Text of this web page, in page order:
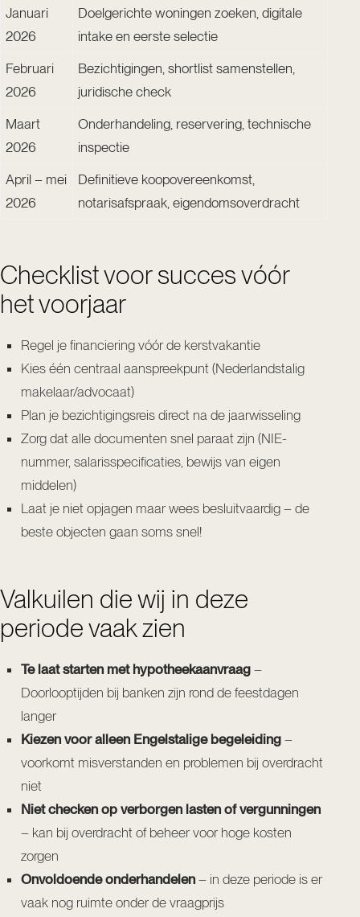
Januari
2026
Doelgerichte woningen zoeken, digitale
intake en eerste selectie
Februari
2026
Bezichtigingen, shortlist samenstellen,
juridische check
Maart
2026
Onderhandeling, reservering, technische
inspectie
April – mei
2026
Definitieve koopovereenkomst,
notarisafspraak, eigendomsoverdracht
Checklist voor succes vóór
het voorjaar
Regel je financiering vóór de kerstvakantie
Kies één centraal aanspreekpunt (Nederlandstalig
makelaar/advocaat)
Plan je bezichtigingsreis direct na de jaarwisseling
Zorg dat alle documenten snel paraat zijn (NIE-
nummer, salarisspecificaties, bewijs van eigen
middelen)
Laat je niet opjagen maar wees besluitvaardig – de
beste objecten gaan soms snel!
Valkuilen die wij in deze
periode vaak zien
Te laat starten met hypotheekaanvraag –
Doorlooptijden bij banken zijn rond de feestdagen
langer
Kiezen voor alleen Engelstalige begeleiding –
voorkomt misverstanden en problemen bij overdracht
niet
Niet checken op verborgen lasten of vergunningen
– kan bij overdracht of beheer voor hoge kosten
zorgen
Onvoldoende onderhandelen – in deze periode is er
vaak nog ruimte onder de vraagprijs